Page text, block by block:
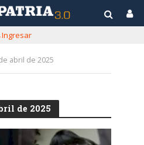
Ingresar
abril de 2025
de 2025